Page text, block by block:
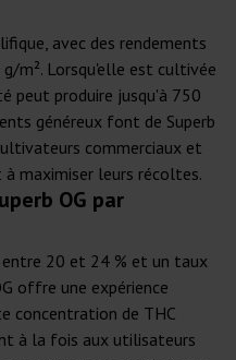
avec des rendements
m². Lorsqu'elle est cultivée
peut produire jusqu'à 750
généreux font de Superb
commerciaux et
maximiser leurs récoltes.
OG par
entre 20 et 24 % et un taux
offre une expérience
concentration de THC
à la fois aux utilisateurs